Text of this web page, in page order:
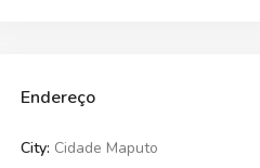
Endereço
City: Cidade Maputo